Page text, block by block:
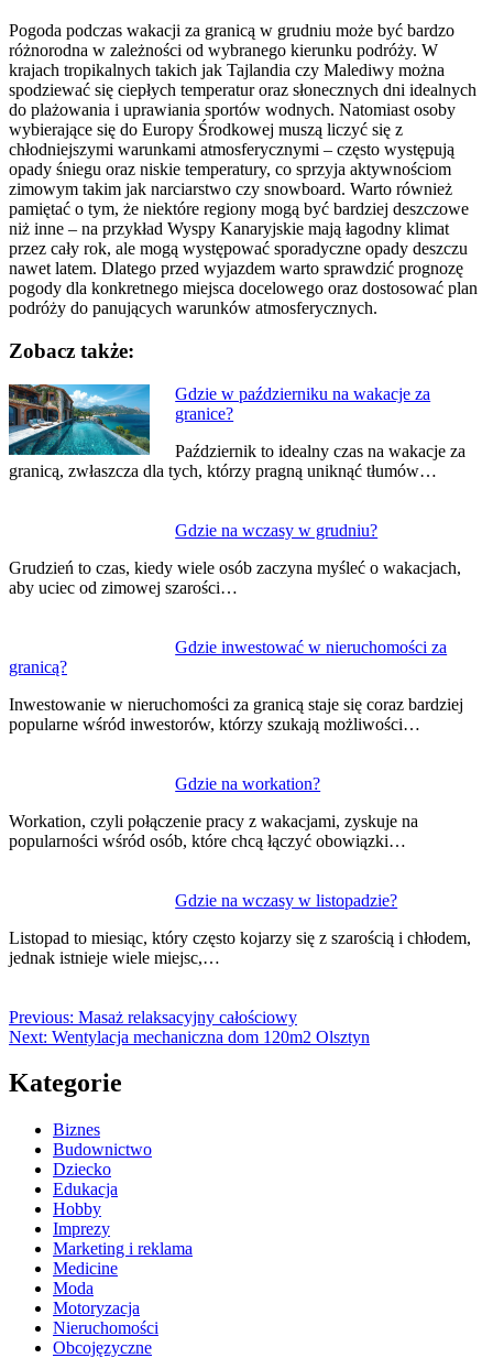
Pogoda podczas wakacji za granicą w grudniu może być bardzo
różnorodna w zależności od wybranego kierunku podróży. W
krajach tropikalnych takich jak Tajlandia czy Malediwy można
spodziewać się ciepłych temperatur oraz słonecznych dni idealnych
do plażowania i uprawiania sportów wodnych. Natomiast osoby
wybierające się do Europy Środkowej muszą liczyć się z
chłodniejszymi warunkami atmosferycznymi – często występują
opady śniegu oraz niskie temperatury, co sprzyja aktywnościom
zimowym takim jak narciarstwo czy snowboard. Warto również
pamiętać o tym, że niektóre regiony mogą być bardziej deszczowe
niż inne – na przykład Wyspy Kanaryjskie mają łagodny klimat
przez cały rok, ale mogą występować sporadyczne opady deszczu
nawet latem. Dlatego przed wyjazdem warto sprawdzić prognozę
pogody dla konkretnego miejsca docelowego oraz dostosować plan
podróży do panujących warunków atmosferycznych.
Zobacz także:
Gdzie w październiku na wakacje za
granice?
Październik to idealny czas na wakacje za
granicą, zwłaszcza dla tych, którzy pragną uniknąć tłumów…
Gdzie na wczasy w grudniu?
Grudzień to czas, kiedy wiele osób zaczyna myśleć o wakacjach,
aby uciec od zimowej szarości…
Gdzie inwestować w nieruchomości za
granicą?
Inwestowanie w nieruchomości za granicą staje się coraz bardziej
popularne wśród inwestorów, którzy szukają możliwości…
Gdzie na workation?
Workation, czyli połączenie pracy z wakacjami, zyskuje na
popularności wśród osób, które chcą łączyć obowiązki…
Gdzie na wczasy w listopadzie?
Listopad to miesiąc, który często kojarzy się z szarością i chłodem,
jednak istnieje wiele miejsc,…
Nawigacja
wpisu
Previous: Masaż relaksacyjny całościowy
Next: Wentylacja mechaniczna dom 120m2 Olsztyn
Kategorie
Biznes
Budownictwo
Dziecko
Edukacja
Hobby
Imprezy
Marketing i reklama
Medicine
Moda
Motoryzacja
Nieruchomości
Obcojęzyczne